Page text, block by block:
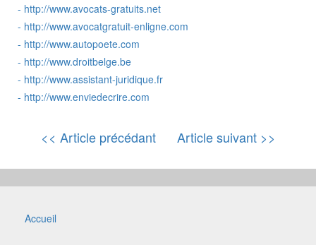
- http://www.avocats-gratuits.net
- http://www.avocatgratuit-enligne.com
- http://www.autopoete.com
- http://www.droitbelge.be
- http://www.assistant-juridique.fr
- http://www.enviedecrire.com
<< Article précédant Article suivant >>
Accueil